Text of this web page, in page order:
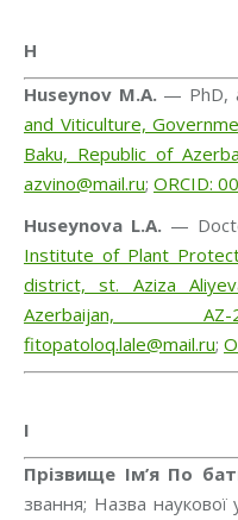
H
Huseynov M.A.— PhD,
and Viticulture,
Baku, Republic of
azvino@mail.ru; ORCID:
Huseynova L.A. —
Institute of Plant
district, st. Aziza
Azerbaijan, AZ-
fitopatoloq.lale@mail.ru;
I
Прізвище Ім’я По
звання; Назва